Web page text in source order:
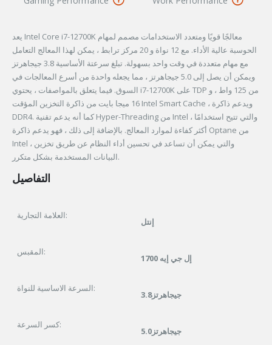
يعد Intel Core i7-12700K معالجًا قويًا ومتعدد الاستخدامات مصمم لمهام
الحوسبة عالية الأداء. مع 12 نواة و 20 مركز ترابط ، يمكن لهذا المعالج التعامل
مع مهام متعددة في وقت واحد بسهولة. تبلغ سرعتة الأساسية 3.8 جيجاهرتز
ويمكن أن يصل إلى 5.0 جيجاهرتز ، مما يجعله واحدة من أسرع المعالجات في
السوق. فيما يتعلق بالمواصفات ، يحتوي i7-12700K على TDP من 125 واط ، و
16 ميجا بايت من ذاكرة التخزين المؤقت Intel Smart Cache ، ويدعم ذاكرة
DDR4. كما أنه يدعم تقنية Hyper-Threading من Intel ، والتي تتيح استخدامًا
أكثر كفاءة لموارد المعالج. بالإضافة إلى ذلك ، فهو يدعم ذاكرة Optane من
Intel ، والتي يمكن أن تساعد في تحسين أداء النظام عن طريق تخزين
البيانات المستخدمة بشكل متكرر.
التفاصيل
العلامة التجارية:
إنتل
المقبس:
إل جي إيه 1700
السرعة الاساسية للنواة:
3.8جيجاهرتز
كسر السرعة:
5.0جيجاهرتز